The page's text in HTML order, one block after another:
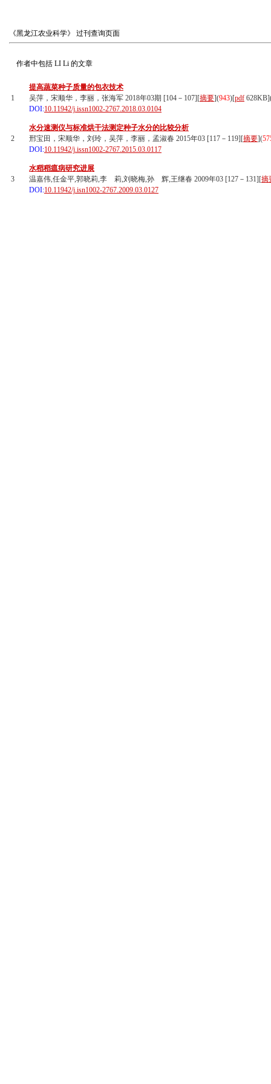
《黑龙江农业科学》 过刊查询页面
作者中包括 LI Li 的文章
1
提高蔬菜种子质量的包衣技术
吴萍，宋顺华，李丽，张海军 2018年03期 [104－107][摘要](943)[pdf 628KB]
DOI:10.11942/j.issn1002-2767.2018.03.0104
2
水分速测仪与标准烘干法测定种子水分的比较分析
邢宝田，宋顺华，刘玲，吴萍，李丽，孟淑春 2015年03 [117－119][摘要](
DOI:10.11942/j.issn1002-2767.2015.03.0117
3
水稻稻瘟病研究进展
温嘉伟,任金平,郭晓莉,李 莉,刘晓梅,孙 辉,王继春 2009年03 [127－131][摘
DOI:10.11942/j.isn1002-2767.2009.03.0127